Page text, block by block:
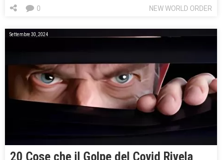
NEW WORLD ORDER
0
Settembre 30, 2024
20 Cose che il Golpe del Covid Rivela